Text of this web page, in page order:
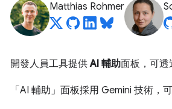
Matthias Rohmer
開發人員工具提供AI 輔助面板，可透
「AI 輔助」 面板採用 Gemini 技術，